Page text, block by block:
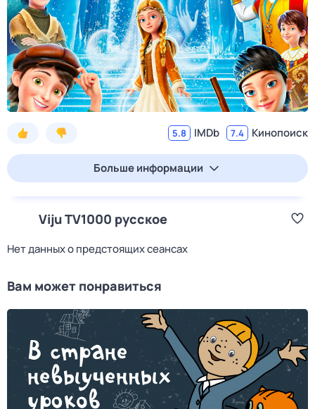
5.8 IMDb 7.4 Кинопоиск
Больше информации
Viju TV1000 русское
Нет данных о предстоящих сеансах
Вам может понравиться